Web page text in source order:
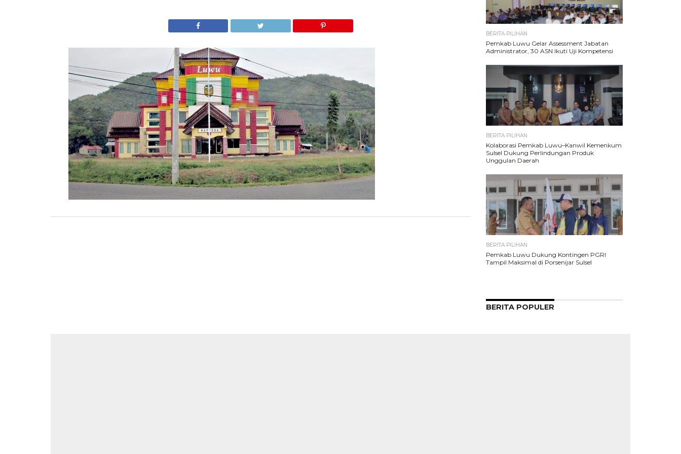
BERITA PILIHAN
Pemkab Luwu Gelar Assessment Jabatan
Administrator, 30 ASN Ikuti Uji Kompetensi
BERITA PILIHAN
Kolaborasi Pemkab Luwu–Kanwil Kemenkum
Sulsel Dukung Perlindungan Produk
Unggulan Daerah
BERITA PILIHAN
Pemkab Luwu Dukung Kontingen PGRI
Tampil Maksimal di Porsenijar Sulsel
BERITA POPULER